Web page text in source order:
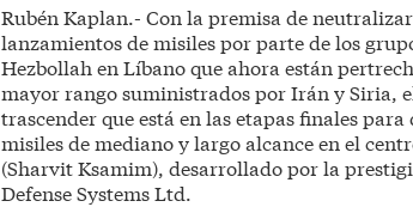
Rubén Kaplan.- Con la premisa de
lanzamientos de misiles por parte de los
Hezbollah en Líbano que ahora están
mayor rango suministrados por Irán y Siria,
trascender que está en las etapas finales
misiles de mediano y largo alcance en el
(Sharvit Ksamim), desarrollado por la
Defense Systems Ltd.